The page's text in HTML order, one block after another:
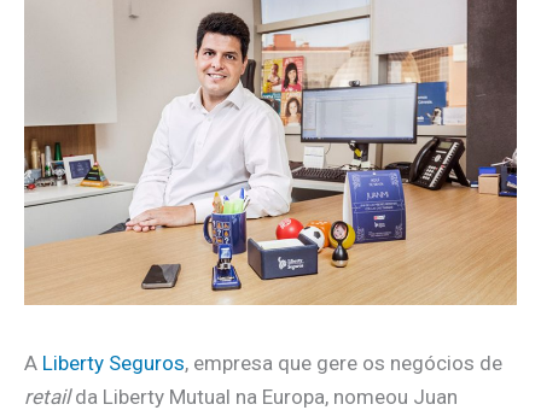
A Liberty Seguros, empresa que gere os negócios de
retailda Liberty Mutual na Europa, nomeou Juan